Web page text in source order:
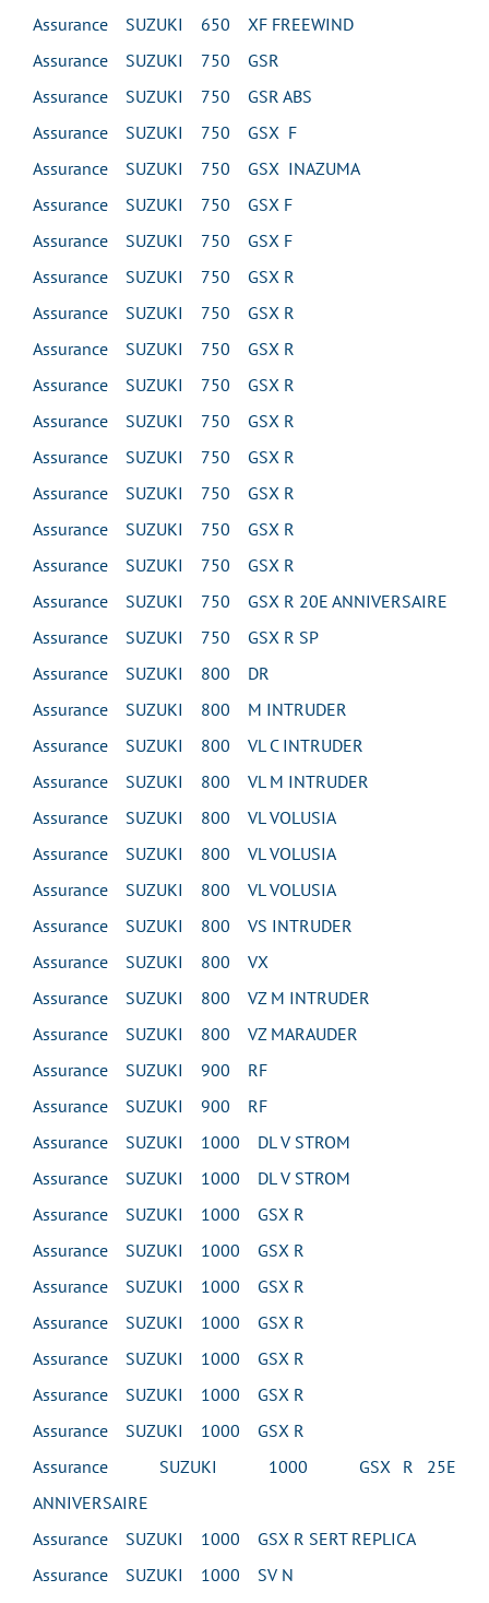
Assurance SUZUKI 650 XF FREEWIND
Assurance SUZUKI 750 GSR
Assurance SUZUKI 750 GSR ABS
Assurance SUZUKI 750 GSX F
Assurance SUZUKI 750 GSX INAZUMA
Assurance SUZUKI 750 GSX F
Assurance SUZUKI 750 GSX F
Assurance SUZUKI 750 GSX R
Assurance SUZUKI 750 GSX R
Assurance SUZUKI 750 GSX R
Assurance SUZUKI 750 GSX R
Assurance SUZUKI 750 GSX R
Assurance SUZUKI 750 GSX R
Assurance SUZUKI 750 GSX R
Assurance SUZUKI 750 GSX R
Assurance SUZUKI 750 GSX R
Assurance SUZUKI 750 GSX R 20E ANNIVERSAIRE
Assurance SUZUKI 750 GSX R SP
Assurance SUZUKI 800 DR
Assurance SUZUKI 800 M INTRUDER
Assurance SUZUKI 800 VL C INTRUDER
Assurance SUZUKI 800 VL M INTRUDER
Assurance SUZUKI 800 VL VOLUSIA
Assurance SUZUKI 800 VL VOLUSIA
Assurance SUZUKI 800 VL VOLUSIA
Assurance SUZUKI 800 VS INTRUDER
Assurance SUZUKI 800 VX
Assurance SUZUKI 800 VZ M INTRUDER
Assurance SUZUKI 800 VZ MARAUDER
Assurance SUZUKI 900 RF
Assurance SUZUKI 900 RF
Assurance SUZUKI 1000 DL V STROM
Assurance SUZUKI 1000 DL V STROM
Assurance SUZUKI 1000 GSX R
Assurance SUZUKI 1000 GSX R
Assurance SUZUKI 1000 GSX R
Assurance SUZUKI 1000 GSX R
Assurance SUZUKI 1000 GSX R
Assurance SUZUKI 1000 GSX R
Assurance SUZUKI 1000 GSX R
Assurance SUZUKI 1000 GSX R 25E
ANNIVERSAIRE
Assurance SUZUKI 1000 GSX R SERT REPLICA
Assurance SUZUKI 1000 SV N